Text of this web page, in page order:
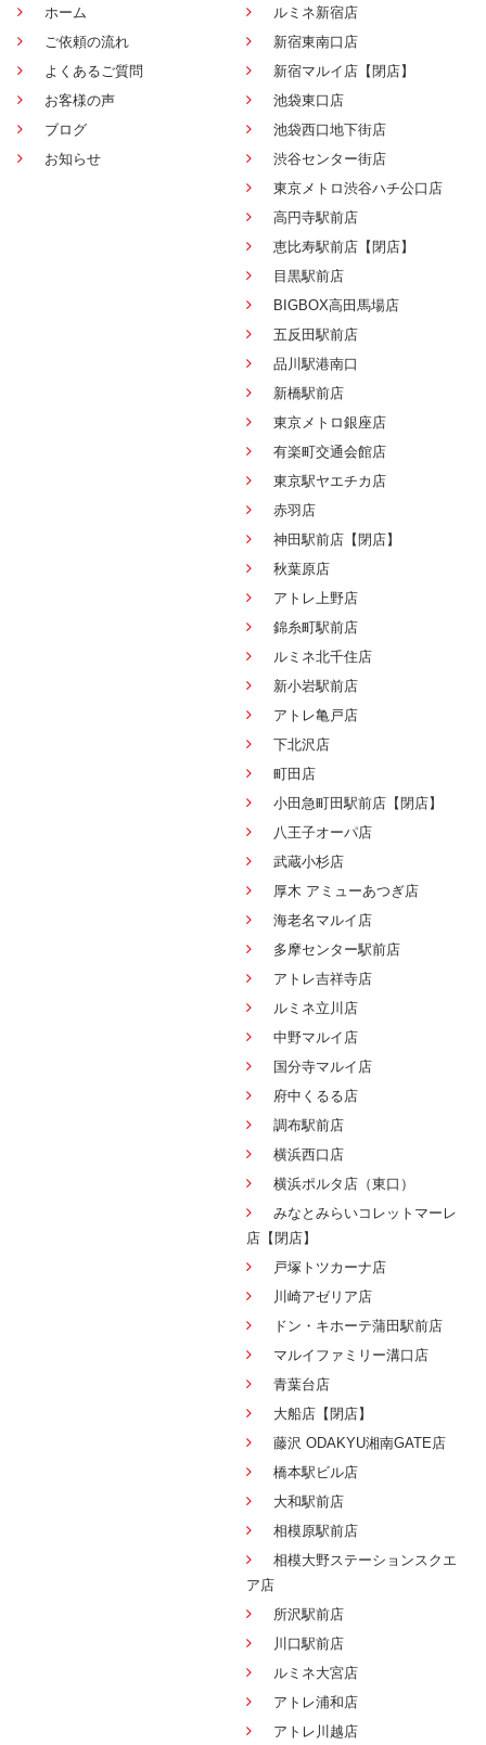
ホーム
ご依頼の流れ
よくあるご質問
お客様の声
ブログ
お知らせ
ルミネ新宿店
新宿東南口店
新宿マルイ店【閉店】
池袋東口店
池袋西口地下街店
渋谷センター街店
東京メトロ渋谷ハチ公口店
高円寺駅前店
恵比寿駅前店【閉店】
目黒駅前店
BIGBOX高田馬場店
五反田駅前店
品川駅港南口
新橋駅前店
東京メトロ銀座店
有楽町交通会館店
東京駅ヤエチカ店
赤羽店
神田駅前店【閉店】
秋葉原店
アトレ上野店
錦糸町駅前店
ルミネ北千住店
新小岩駅前店
アトレ亀戸店
下北沢店
町田店
小田急町田駅前店【閉店】
八王子オーパ店
武蔵小杉店
厚木 アミューあつぎ店
海老名マルイ店
多摩センター駅前店
アトレ吉祥寺店
ルミネ立川店
中野マルイ店
国分寺マルイ店
府中くるる店
調布駅前店
横浜西口店
横浜ポルタ店（東口）
みなとみらいコレットマーレ
店【閉店】
戸塚トツカーナ店
川崎アゼリア店
ドン・キホーテ蒲田駅前店
マルイファミリー溝口店
青葉台店
大船店【閉店】
藤沢 ODAKYU湘南GATE店
橋本駅ビル店
大和駅前店
相模原駅前店
相模大野ステーションスクエ
ア店
所沢駅前店
川口駅前店
ルミネ大宮店
アトレ浦和店
アトレ川越店